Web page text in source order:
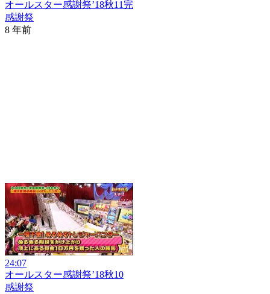
オールスター感謝祭’18秋11完
感謝祭
8 年前
24:07
オールスター感謝祭’18秋10
感謝祭